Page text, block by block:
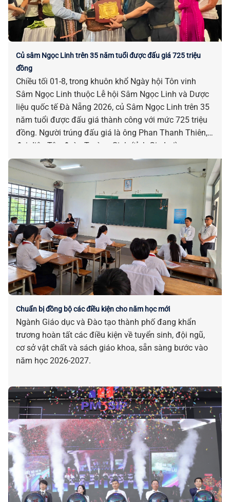
Củ sâm Ngọc Linh trên 35 năm tuổi được đấu giá 725 triệu
đồng
Chiều tối 01-8, trong khuôn khổ Ngày hội Tôn vinh
Sâm Ngọc Linh thuộc Lễ hội Sâm Ngọc Linh và Dược
liệu quốc tế Đà Nẵng 2026, củ Sâm Ngọc Linh trên 35
năm tuổi được đấu giá thành công với mức 725 triệu
đồng. Người trúng đấu giá là ông Phan Thanh Thiên,
đại diện Tập đoàn Trường Sinh (tỉnh Gia Lai).
Chuẩn bị đồng bộ các điều kiện cho năm học mới
Ngành Giáo dục và Đào tạo thành phố đang khẩn
trương hoàn tất các điều kiện về tuyển sinh, đội ngũ,
cơ sở vật chất và sách giáo khoa, sẵn sàng bước vào
năm học 2026-2027.